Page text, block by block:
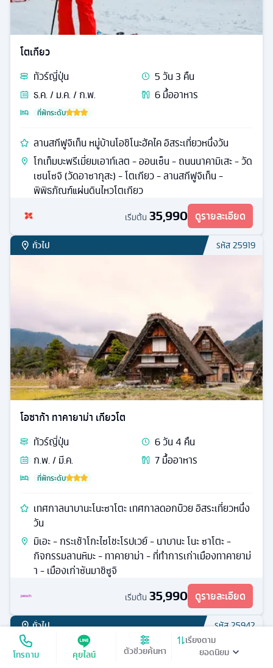
โทรถาม คุยไลน์ ตัวช่วยค้นหา
เรียงตาม
โตเกียว
ทัวร์ญี่ปุ่น 5วัน3 คืน
ธ.ค. / ม.ค. / ก.พ.
6มื้ออาหาร
ที่พักระดับ
ลานสกีฟูจิเท็น หมู่บ้านโอชิโนะฮัคไค อิสระเที่ยวหนึ่งวัน
โกเท็มบะพรีเมี่ยมเอาท์เลต - ออนเซ็น - ถนนนาคามิเสะ - วัด
เซนโซจิ (วัดอาซากุสะ) - โตเกียว - ลานสกีฟูจิเท็น -
พิพิธภัณฑ์แผ่นดินไหวโตเกียว
เริ่มต้น 35,990 ดูรายละเอียด
ทั่วไป รหัส25919
โอซาก้า ทาคายาม่า เกียวโต
ทัวร์ญี่ปุ่น 6วัน4 คืน
ก.พ. / มี.ค.
7มื้ออาหาร
ที่พักระดับ
เทศกาลนาบานะโนะซาโตะ เทศกาลดอกบ๊วย อิสระเที่ยวหนึ่ง
วัน
มิเอะ - กระเช้าโกะไซโชะโรปเวย์ - นาบานะ โนะ ซาโตะ -
กิจกรรมลานหิมะ - ทาคายาม่า - ที่ทำการเก่าเมืองทาคายาม่
า - เมืองเก่าซันมาชิซูจิ
เริ่มต้น 35,990 ดูรายละเอียด
ทั่วไป รหัส25942